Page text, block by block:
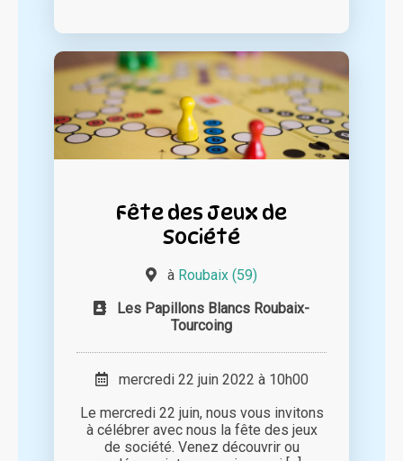
Fête des Jeux de
Société
à Roubaix (59)
Les Papillons Blancs Roubaix-
Tourcoing
mercredi 22 juin 2022 à 10h00
Le mercredi 22 juin, nous vous invitons
à célébrer avec nous la fête des jeux
de société. Venez découvrir ou